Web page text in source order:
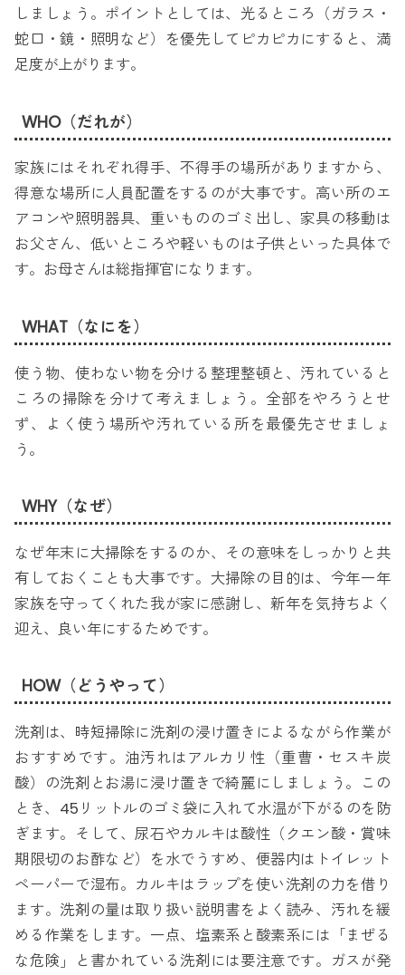
しましょう。ポイントとしては、光るところ（ガラス・
蛇口・鏡・照明など）を優先してピカピカにすると、満
足度が上がります。
WHO（だれが）
家族にはそれぞれ得手、不得手の場所がありますから、
得意な場所に人員配置をするのが大事です。高い所のエ
アコンや照明器具、重いもののゴミ出し、家具の移動は
お父さん、低いところや軽いものは子供といった具体で
す。お母さんは総指揮官になります。
WHAT（なにを）
使う物、使わない物を分ける整理整頓と、汚れていると
ころの掃除を分けて考えましょう。全部をやろうとせ
ず、よく使う場所や汚れている所を最優先させましょ
う。
WHY（なぜ）
なぜ年末に大掃除をするのか、その意味をしっかりと共
有しておくことも大事です。大掃除の目的は、今年一年
家族を守ってくれた我が家に感謝し、新年を気持ちよく
迎え、良い年にするためです。
HOW（どうやって）
洗剤は、時短掃除に洗剤の浸け置きによるながら作業が
おすすめです。油汚れはアルカリ性（重曹・セスキ炭
酸）の洗剤とお湯に浸け置きで綺麗にしましょう。この
とき、45リットルのゴミ袋に入れて水温が下がるのを防
ぎます。そして、尿石やカルキは酸性（クエン酸・賞味
期限切のお酢など）を水でうすめ、便器内はトイレット
ペーパーで湿布。カルキはラップを使い洗剤の力を借り
ます。洗剤の量は取り扱い説明書をよく読み、汚れを緩
める作業をします。一点、塩素系と酸素系には「まぜる
な危険」と書かれている洗剤には要注意です。ガスが発